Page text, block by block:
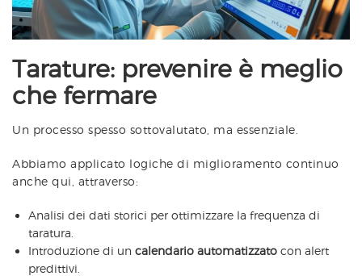
Tarature: prevenire è meglio
che fermare
Un processo spesso sottovalutato, ma essenziale.
Abbiamo applicato logiche di miglioramento continuo
anche qui, attraverso:
Analisi dei dati storici per ottimizzare la frequenza di
taratura.
Introduzione di un calendario automatizzato con alert
predittivi.